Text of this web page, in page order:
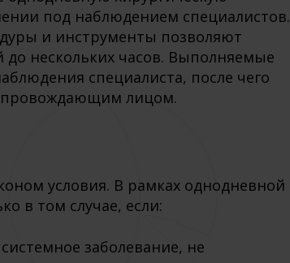
под наблюдением специалистов.
и инструменты позволяют
нескольких часов. Выполняемые
специалиста, после чего
лицом.
условия. В рамках однодневной
в том случае, если:
заболевание, не